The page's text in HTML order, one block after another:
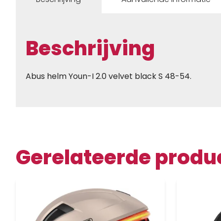
Beschrijving
Abus helm Youn-I 2.0 velvet black S 48-54.
Gerelateerde